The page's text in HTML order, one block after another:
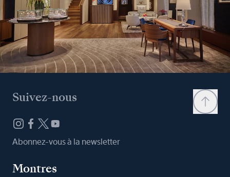
Suivez-nous
Abonnez-vous à la newsletter
Montres